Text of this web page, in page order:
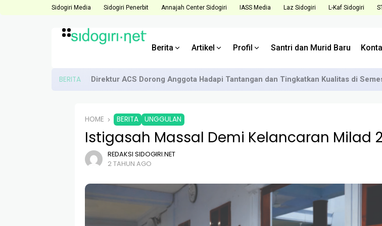
Sidogiri Media Sidogiri Penerbit Annajah Center Sidogiri IASS Media Laz Sidogiri L-Kaf Sidogiri
Berita Artikel Profil Santri dan Murid Baru
BERITA Direktur ACS Dorong Anggota Hadapi Tantangan dan Tingkatkan Kualitas di
HOME BERITA UNGGULAN
Istigasah Massal Demi Kelancaran Milad
REDAKSI SIDOGIRI.NET
2 TAHUN AGO